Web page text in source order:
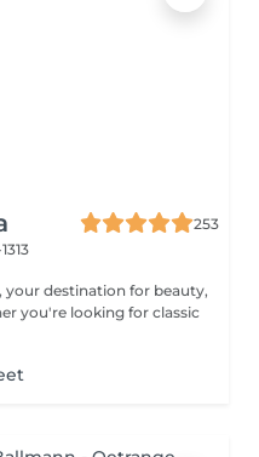
253
your destination for beauty,